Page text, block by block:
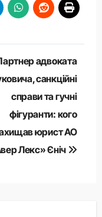
адвоката
санкційні
справи та гучні
фігуранти: кого
юрист АО
Лекс» Єніч